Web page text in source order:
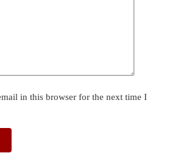
in this browser for the next time I